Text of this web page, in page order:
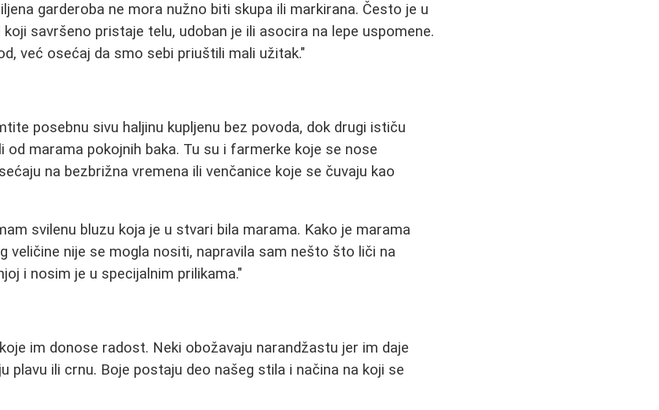
garderoba ne mora nužno biti skupa ili markirana. Često je u
savršeno pristaje telu, udoban je ili asocira na lepe uspomene.
već osećaj da smo sebi priuštili mali užitak."
posebnu sivu haljinu kupljenu bez povoda, dok drugi ističu
od marama pokojnih baka. Tu su i farmerke koje se nose
na bezbrižna vremena ili venčanice koje se čuvaju kao
svilenu bluzu koja je u stvari bila marama. Kako je marama
veličine nije se mogla nositi, napravila sam nešto što liči na
i nosim je u specijalnim prilikama."
im donose radost. Neki obožavaju narandžastu jer im daje
plavu ili crnu. Boje postaju deo našeg stila i načina na koji se